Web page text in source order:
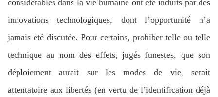
considérables dans la vie humaine ont été induits par des
innovations technologiques, dont l’opportunité n’a
jamais été discutée. Pour certains, prohiber telle ou telle
technique au nom des effets, jugés funestes, que son
déploiement aurait sur les modes de vie, serait
attentatoire aux libertés (en vertu de l’identification déjà